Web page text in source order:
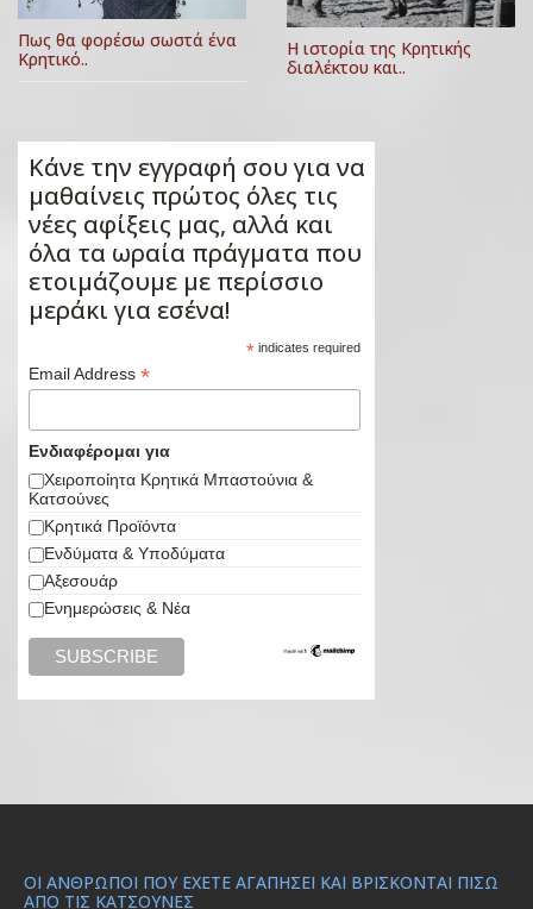
Πως θα φορέσω σωστά ένα
Κρητικό..
Η ιστορία της Κρητικής
διαλέκτου και..
Κάνε την εγγραφή σου για να
μαθαίνεις πρώτος όλες τις
νέες αφίξεις μας, αλλά και
όλα τα ωραία πράγματα που
ετοιμάζουμε με περίσσιο
μεράκι για εσένα!
* indicates required
Email Address *
Ενδιαφέρομαι για
Χειροποίητα Κρητικά Μπαστούνια &
Κατσούνες
Κρητικά Προϊόντα
Ενδύματα & Υποδύματα
Αξεσουάρ
Ενημερώσεις & Νέα
ΟΙ ΆΝΘΡΩΠΟΙ ΠΟΥ ΈΧΕΤΕ ΑΓΑΠΉΣΕΙ ΚΑΙ ΒΡΊΣΚΟΝΤΑΙ ΠΊΣΩ
ΑΠΌ ΤΙΣ ΚΑΤΣΟΎΝΕΣ